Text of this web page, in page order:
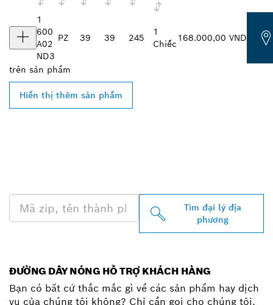
1
600
A02
ND3
PZ 39 39 245
1
Chiếc
168.000,00 VND
trên sản phẩm
Hiển thị thêm sản phẩm
Tìm đại lý địa
phương
ĐƯỜNG DÂY NÓNG HỖ TRỢ KHÁCH HÀNG
Bạn có bất cứ thắc mắc gì về các sản phẩm hay dịch
vụ của chúng tôi không? Chỉ cần gọi cho chúng tôi.